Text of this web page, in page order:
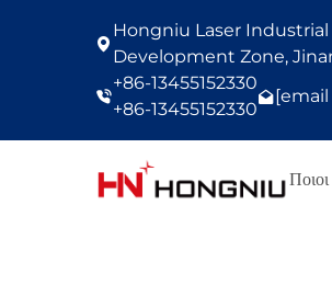
Hongniu Laser
Development Zone,
+86-13455152330
+86-13455152330